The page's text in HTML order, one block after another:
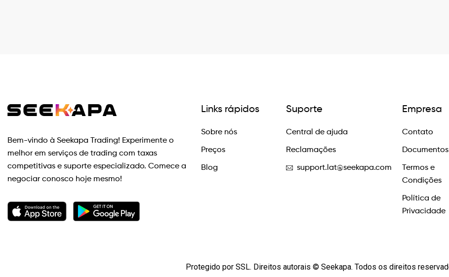
Bem-vindo à Seekapa Trading! Experimente o
melhor em serviços de trading com taxas
competitivas e suporte especializado. Comece a
negociar conosco hoje mesmo!
Links rápidos
Sobre nós
Preços
Blog
Suporte
Central de ajuda
Reclamações
support.lat@seekapa.com
Empresa
Contato
Termos e
Condições
Política de
Privacidade
Protegido por SSL. Direitos autorais © Seekapa. Todos os direitos